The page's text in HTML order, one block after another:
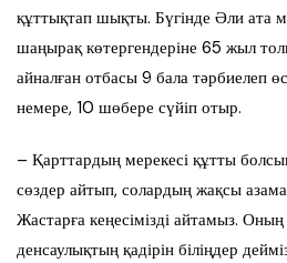
құттықтап шықты. Бүгінде Әли ата
шаңырақ көтергендеріне 65 жыл
айналған отбасы 9 бала тәрбиелеп
немере, 10 шөбере сүйіп отыр.
– Қарттардың мерекесі құтты
сөздер айтып, солардың жақсы
Жастарға кеңесімізді айтамыз.
денсаулықтың қадірін біліңдер